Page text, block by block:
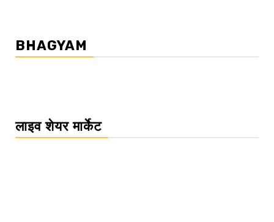
BHAGYAM
लाइव शेयर मार्केट